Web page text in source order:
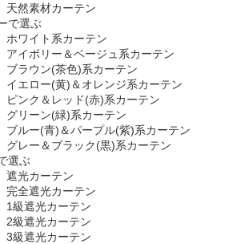
天然素材カーテン
で選ぶ
ホワイト系カーテン
アイボリー＆ベージュ系カーテン
ブラウン(茶色)系カーテン
イエロー(黄)＆オレンジ系カーテン
ピンク＆レッド(赤)系カーテン
グリーン(緑)系カーテン
ブルー(青)＆パープル(紫)系カーテン
グレー＆ブラック(黒)系カーテン
選ぶ
遮光カーテン
完全遮光カーテン
1級遮光カーテン
2級遮光カーテン
3級遮光カーテン